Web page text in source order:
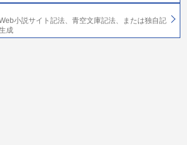
小説サイト記法、青空文庫記法、または独自記
成